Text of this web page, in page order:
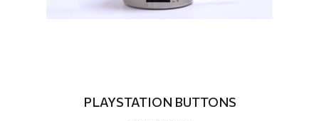
PLAYSTATION BUTTONS